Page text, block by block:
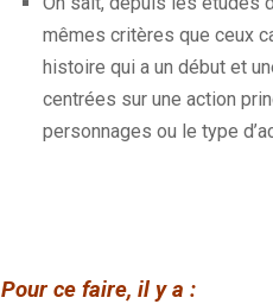
mêmes critères que ceux
histoire qui a un début et
centrées sur une action
personnages ou le type
Pour ce faire, il y a :